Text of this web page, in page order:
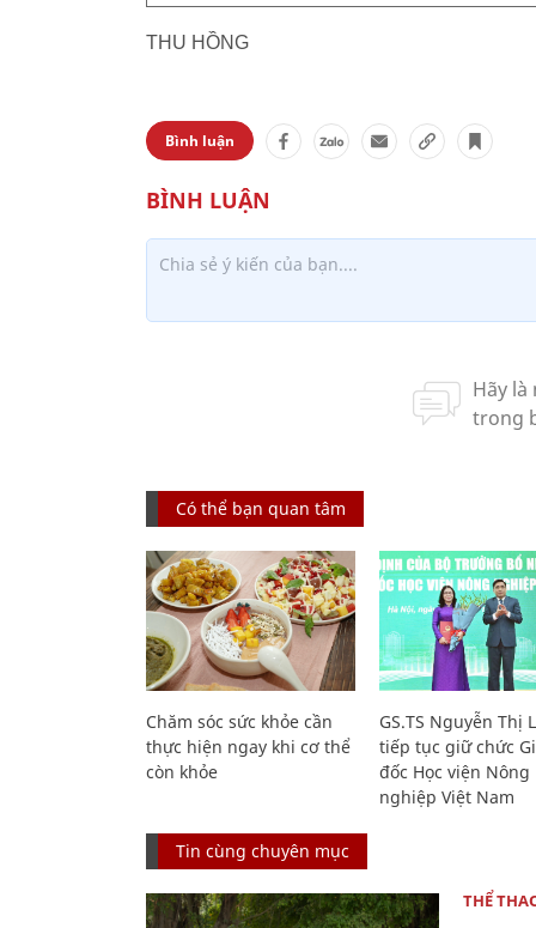
THU HỒNG
Bình luận
Có thể bạn quan tâm
Chăm sóc sức khỏe cần
thực hiện ngay khi cơ thể
còn khỏe
GS.TS Nguyễn Thị
tiếp tục giữ chức
đốc Học viện Nông
nghiệp Việt Nam
Tin cùng chuyên mục
THỂ